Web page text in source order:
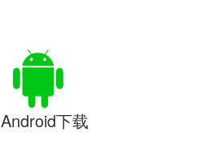
Android下载